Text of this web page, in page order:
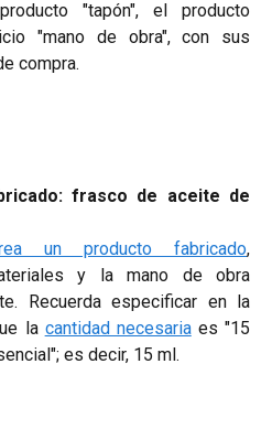
"tapón", el producto
"mano de obra", con sus
compra.
frasco de aceite de
un producto fabricado,
y la mano de obra
Recuerda especificar en la
la cantidad necesariaes "15
es decir, 15 ml.